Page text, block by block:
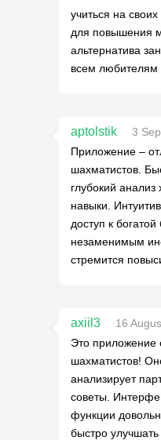
учиться на
для повышения
альтернатива
всем любителям
aptolstik
3
Приложение –
шахматистов.
глубокий
навыки.
доступ к
незаменимым
стремится
axiil3
16
Это приложение
шахматистов!
анализирует
советы.
функции
быстро